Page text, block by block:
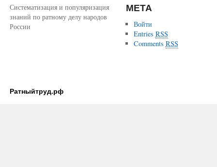
Систематизация и популяризация
знаний по ратному делу народов
России
МЕТА
Войти
Entries RSS
Comments RSS
Ратныйтруд.рф